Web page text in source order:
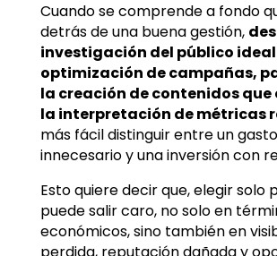
Cuando se comprende a fondo
detrás de una buena gestión,
investigación del público
optimización de campañas,
la creación de contenidos que
la interpretación de métricas
más fácil distinguir entre un gasto
innecesario y una inversión con
Esto quiere decir que, elegir solo
puede salir caro, no solo en
económicos, sino también en